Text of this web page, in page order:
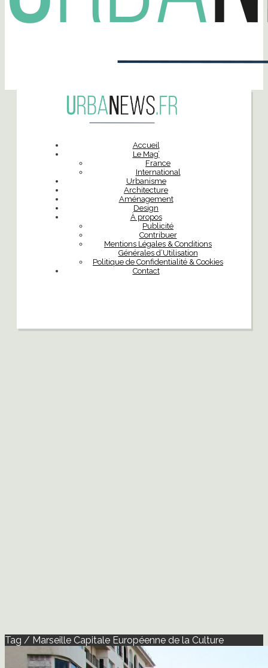
Accueil
Le Mag’
France
International
Urbanisme
Architecture
Aménagement
Design
À propos
Publicité
Contribuer
Mentions Légales & Conditions
Générales d’Utilisation
Politique de Confidentialité & Cookies
Contact
Tag / Marseille Capitale Européenne de la Culture